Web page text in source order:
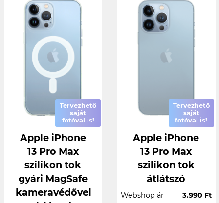
Tervezhető
saját
fotóval is!
Apple iPhone
13 Pro Max
szilikon tok
gyári MagSafe
kameravédővel
Tervezhető
saját
fotóval is!
Apple iPhone
13 Pro Max
szilikon tok
átlátszó
Webshop ár
3.990 Ft